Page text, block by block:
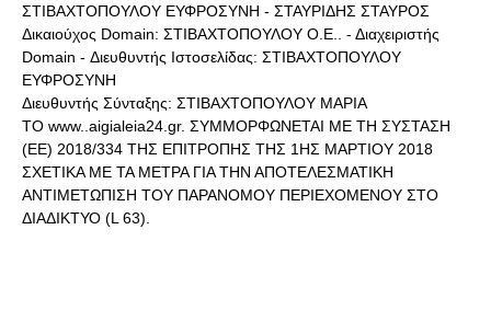
ΣΤΙΒΑΧΤΟΠΟΥΛΟΥ ΕΥΦΡΟΣΥΝΗ - ΣΤΑΥΡΙΔΗΣ ΣΤΑΥΡΟΣ
Δικαιούχος Domain: ΣΤΙΒΑΧΤΟΠΟΥΛΟΥ Ο.Ε.. - Διαχειριστής
Domain - Διευθυντής Ιστοσελίδας: ΣΤΙΒΑΧΤΟΠΟΥΛΟΥ
ΕΥΦΡΟΣΥΝΗ
Διευθυντής Σύνταξης: ΣΤΙΒΑΧΤΟΠΟΥΛΟΥ ΜΑΡΙΑ
ΤΟ www..aigialeia24.gr. ΣΥΜΜΟΡΦΩΝΕΤΑΙ ΜΕ ΤΗ ΣΥΣΤΑΣΗ
(ΕΕ) 2018/334 ΤΗΣ ΕΠΙΤΡΟΠΗΣ ΤΗΣ 1ΗΣ ΜΑΡΤΙΟΥ 2018
ΣΧΕΤΙΚΑ ΜΕ ΤΑ ΜΕΤΡΑ ΓΙΑ ΤΗΝ ΑΠΟΤΕΛΕΣΜΑΤΙΚΗ
ΑΝΤΙΜΕΤΩΠΙΣΗ ΤΟΥ ΠΑΡΑΝΟΜΟΥ ΠΕΡΙΕΧΟΜΕΝΟΥ ΣΤΟ
ΔΙΑΔΙΚΤΥΟ (L 63).